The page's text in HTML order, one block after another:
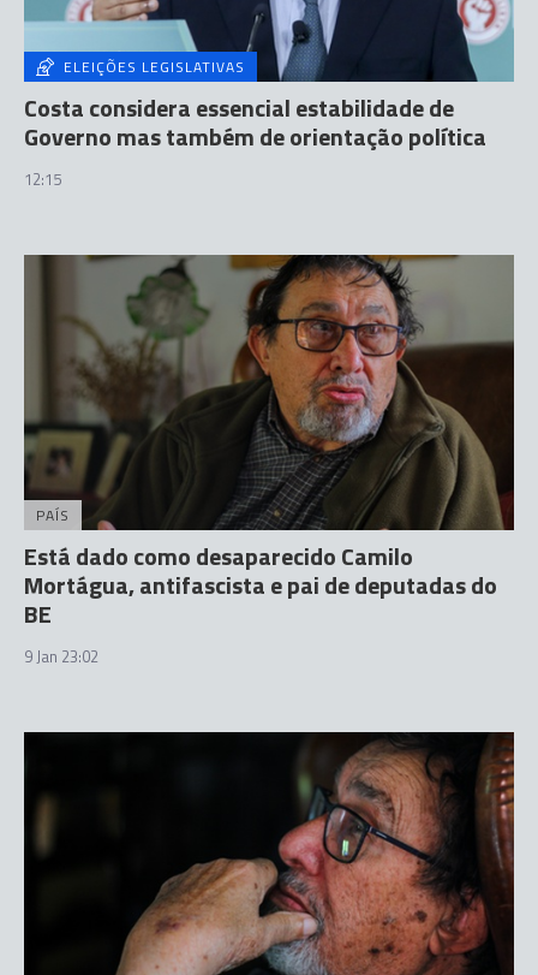
ELEIÇÕES LEGISLATIVAS
Costa considera essencial estabilidade de
Governo mas também de orientação política
12:15
PAÍS
Está dado como desaparecido Camilo
Mortágua, antifascista e pai de deputadas do
BE
9 Jan 23:02